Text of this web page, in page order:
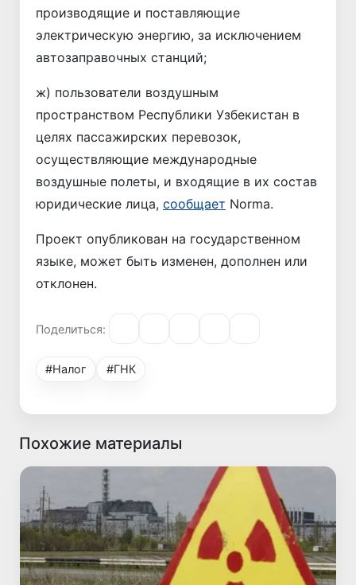
производящие и поставляющие
электрическую энергию, за исключением
автозаправочных станций;
ж) пользователи воздушным
пространством Республики Узбекистан в
целях пассажирских перевозок,
осуществляющие международные
воздушные полеты, и входящие в их состав
юридические лица, сообщает Norma.
Проект опубликован на государственном
языке, может быть изменен, дополнен или
отклонен.
Поделиться:
#Налог #ГНК
Похожие материалы